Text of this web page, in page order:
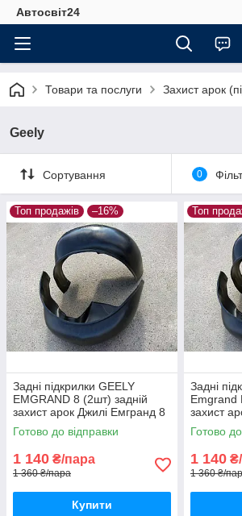
Автосвіт24
Товари та послуги Захист арок
Geely
Сортування 0
Топ продажів –16%
Задні підкрилки GEELY
EMGRAND 8 (2шт) задній
захист арок Джилі Емгранд 8
пара задніх
Готово до відправки
1 140 ₴/пара
1 360 ₴/пара
Купити
Топ
Задні
Emgrand
захист
ЕС7 пара
Готово
1 140
1 360 ₴/